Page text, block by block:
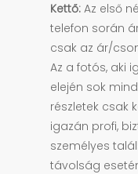
Kettő: Az első
telefon során
csak az ár/
Az a fotós, aki
elején sok
részletek csak
igazán profi,
személyes
távolság